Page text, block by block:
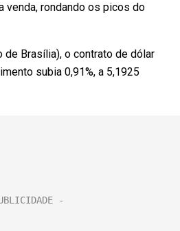
venda, rondando os picos do
de Brasília), o contrato de dólar
subia 0,91%, a 5,1925